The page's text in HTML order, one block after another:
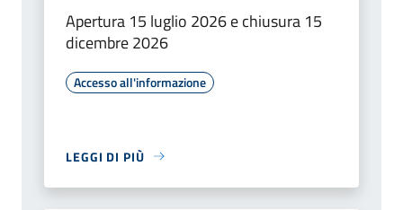
Apertura 15 luglio 2026 e chiusura 15
dicembre 2026
Accesso all'informazione
LEGGI DI PIÙ